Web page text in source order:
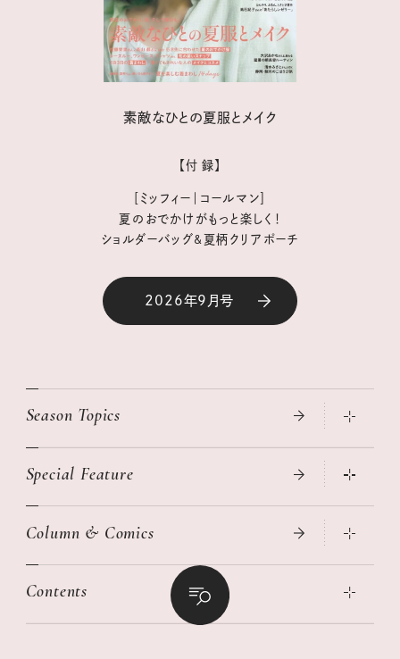
素敵なひとの夏服とメイク
【付 録】
［ミッフィー｜コールマン］
夏のおでかけがもっと楽しく！
ショルダーバッグ&夏柄クリアポーチ
2026年9月号
Season Topics
真夏のひんやりグッズ 2026
ニトリ・イケア・無印良品で賢くおしゃれなインテリア
絶品、お餅レシピ大集合！
Special Feature
2026年春夏 トレンドファッションニュース
女子旅おすすめスポット 暮らすように心地いいリンネル旅ガイ
Column & Comics
ぐれいさん
Contents